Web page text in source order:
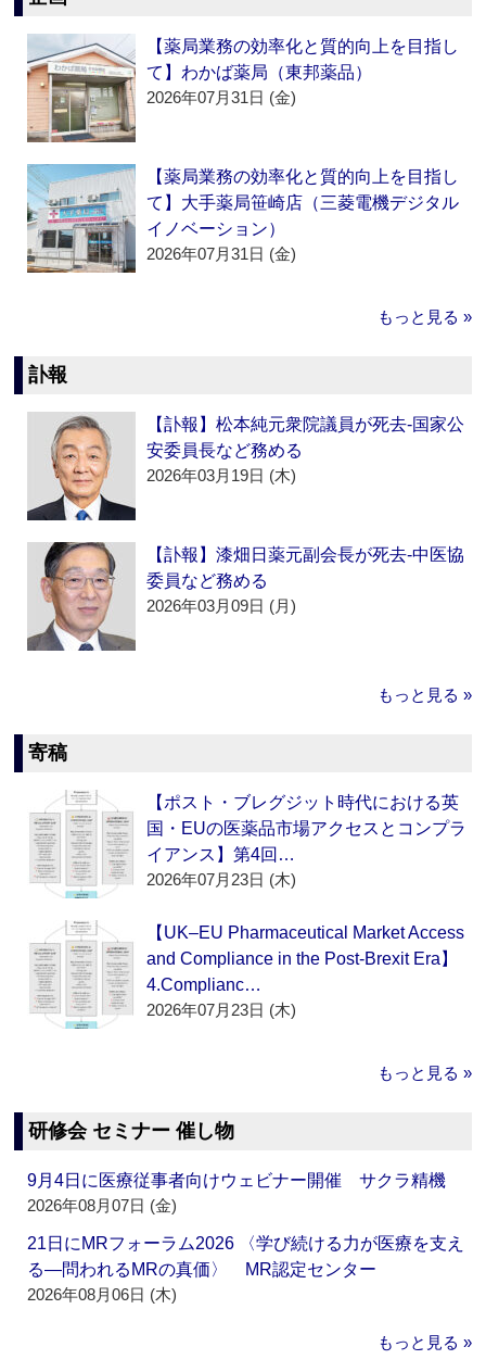
【薬局業務の効率化と質的向上を目指し
て】わかば薬局（東邦薬品）
2026年07月31日 (金)
【薬局業務の効率化と質的向上を目指し
て】大手薬局笹崎店（三菱電機デジタル
イノベーション）
2026年07月31日 (金)
もっと見る »
訃報
【訃報】松本純元衆院議員が死去‐国家公
安委員長など務める
2026年03月19日 (木)
【訃報】漆畑日薬元副会長が死去‐中医協
委員など務める
2026年03月09日 (月)
もっと見る »
寄稿
【ポスト・ブレグジット時代における英
国・EUの医薬品市場アクセスとコンプラ
イアンス】第4回…
2026年07月23日 (木)
【UK–EU Pharmaceutical Market Access
and Compliance in the Post-Brexit Era】
4.Complianc…
2026年07月23日 (木)
もっと見る »
研修会 セミナー 催し物
9月4日に医療従事者向けウェビナー開催 サクラ精機
2026年08月07日 (金)
21日にMRフォーラム2026 〈学び続ける力が医療を支え
る―問われるMRの真価〉 MR認定センター
2026年08月06日 (木)
もっと見る »